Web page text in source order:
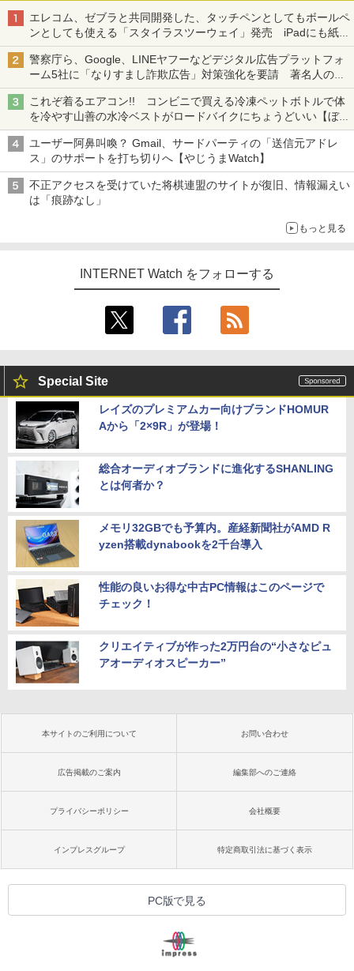
エレコム、ゼブラと共同開発した、タッチペンとしてもボールペ
ンとしても使える「スタイラスツーウェイ」発売 iPadにも紙に
も、持ち替えずに書き込める
警察庁ら、Google、LINEヤフーなどデジタル広告プラットフォ
ーム5社に「なりすまし詐欺広告」対策強化を要請 著名人の写
真や映像を使った投資詐欺などへの対策として
これぞ着るエアコン!! コンビニで買える冷凍ペットボトルで体
を冷やす山善の水冷ベストがロードバイクにちょうどいい【ぼっ
ち・ざ・ろーど！その14】【空いた時間でなにしてる？】
ユーザー阿鼻叫喚？ Gmail、サードパーティの「送信元アドレ
ス」のサポートを打ち切りへ【やじうまWatch】
不正アクセスを受けていた将棋連盟のサイトが復旧、情報漏えい
は「痕跡なし」
もっと見る
INTERNET Watch をフォローする
Special Site
レイズのプレミアムカー向けブランドHOMUR
Aから「2×9R」が登場！
総合オーディオブランドに進化するSHANLING
とは何者か？
メモリ32GBでも予算内。産経新聞社がAMD R
yzen搭載dynabookを2千台導入
性能の良いお得な中古PC情報はこのページで
チェック！
クリエイティブが作った2万円台の“小さなピュ
アオーディオスピーカー”
本サイトのご利用について お問い合わせ
広告掲載のご案内 編集部へのご連絡
プライバシーポリシー 会社概要
インプレスグループ 特定商取引法に基づく表示
PC版で見る